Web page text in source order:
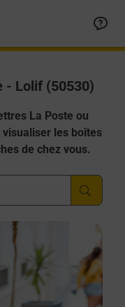
- Lolif (50530)
La Poste ou
les boîtes
de chez vous.